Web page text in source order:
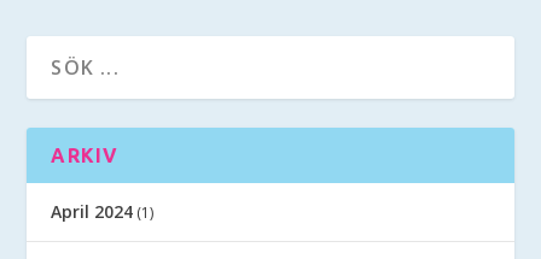
ARKIV
April 2024 (1)